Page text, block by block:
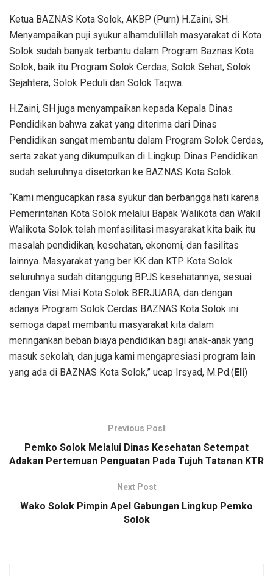
Ketua BAZNAS Kota Solok, AKBP (Purn) H.Zaini, SH.
Menyampaikan puji syukur alhamdulillah masyarakat di Kota
Solok sudah banyak terbantu dalam Program Baznas Kota
Solok, baik itu Program Solok Cerdas, Solok Sehat, Solok
Sejahtera, Solok Peduli dan Solok Taqwa.
H.Zaini, SH juga menyampaikan kepada Kepala Dinas
Pendidikan bahwa zakat yang diterima dari Dinas
Pendidikan sangat membantu dalam Program Solok Cerdas,
serta zakat yang dikumpulkan di Lingkup Dinas Pendidikan
sudah seluruhnya disetorkan ke BAZNAS Kota Solok.
“Kami mengucapkan rasa syukur dan berbangga hati karena
Pemerintahan Kota Solok melalui Bapak Walikota dan Wakil
Walikota Solok telah menfasilitasi masyarakat kita baik itu
masalah pendidikan, kesehatan, ekonomi, dan fasilitas
lainnya. Masyarakat yang ber KK dan KTP Kota Solok
seluruhnya sudah ditanggung BPJS kesehatannya, sesuai
dengan Visi Misi Kota Solok BERJUARA, dan dengan
adanya Program Solok Cerdas BAZNAS Kota Solok ini
semoga dapat membantu masyarakat kita dalam
meringankan beban biaya pendidikan bagi anak-anak yang
masuk sekolah, dan juga kami mengapresiasi program lain
yang ada di BAZNAS Kota Solok,” ucap Irsyad, M.Pd.(Eli)
Previous Post
Pemko Solok Melalui Dinas Kesehatan Setempat
Adakan Pertemuan Penguatan Pada Tujuh Tatanan KTR
Next Post
Wako Solok Pimpin Apel Gabungan Lingkup Pemko
Solok